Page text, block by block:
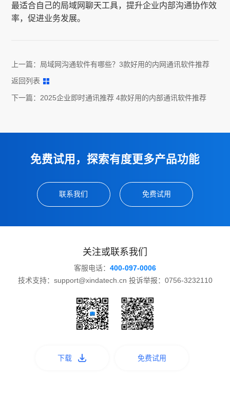
最适合自己的局域网聊天工具，提升企业内部沟通协作效
率，促进业务发展。
上一篇： 局域网沟通软件有哪些？3款好用的内网通讯软件推荐
返回列表
下一篇：2025企业即时通讯推荐 4款好用的内部通讯软件推荐
免费试用，探索有度更多产品功能
联系我们 免费试用
关注或联系我们
客服电话： 400-097-0006
技术支持：support@xindatech.cn 投诉举报：0756-3232110
下载 免费试用